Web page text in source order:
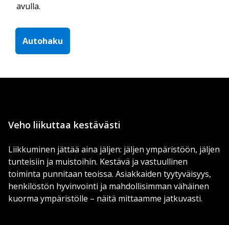
avulla.
Autohaku
Veho liikuttaa kestävästi
Liikkuminen jättää aina jäljen: jäljen ympäristöön, jäljen
tunteisiin ja muistoihin. Kestävä ja vastuullinen
toiminta punnitaan teoissa. Asiakkaiden tyytyväisyys,
henkilöstön hyvinvointi ja mahdollisimman vähäinen
kuorma ympäristölle – näitä mittaamme jatkuvasti.